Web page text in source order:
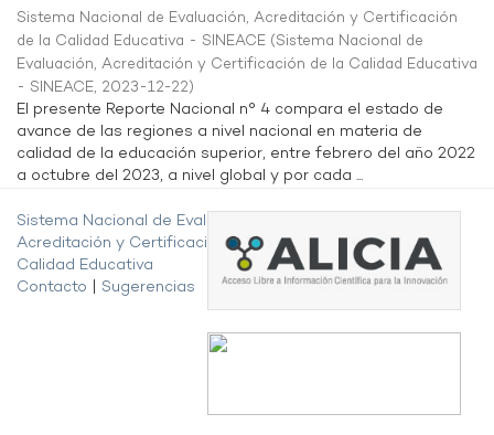
Sistema Nacional de Evaluación, Acreditación y Certificación
de la Calidad Educativa - SINEACE (Sistema Nacional de
Evaluación, Acreditación y Certificación de la Calidad Educativa
- SINEACE, 2023-12-22)
El presente Reporte Nacional n° 4 compara el estado de
avance de las regiones a nivel nacional en materia de
calidad de la educación superior, entre febrero del año 2022
a octubre del 2023, a nivel global y por cada ...
Sistema Nacional de Evaluación,
Acreditación y Certificación de la
Calidad Educativa
Contacto
Sugerencias